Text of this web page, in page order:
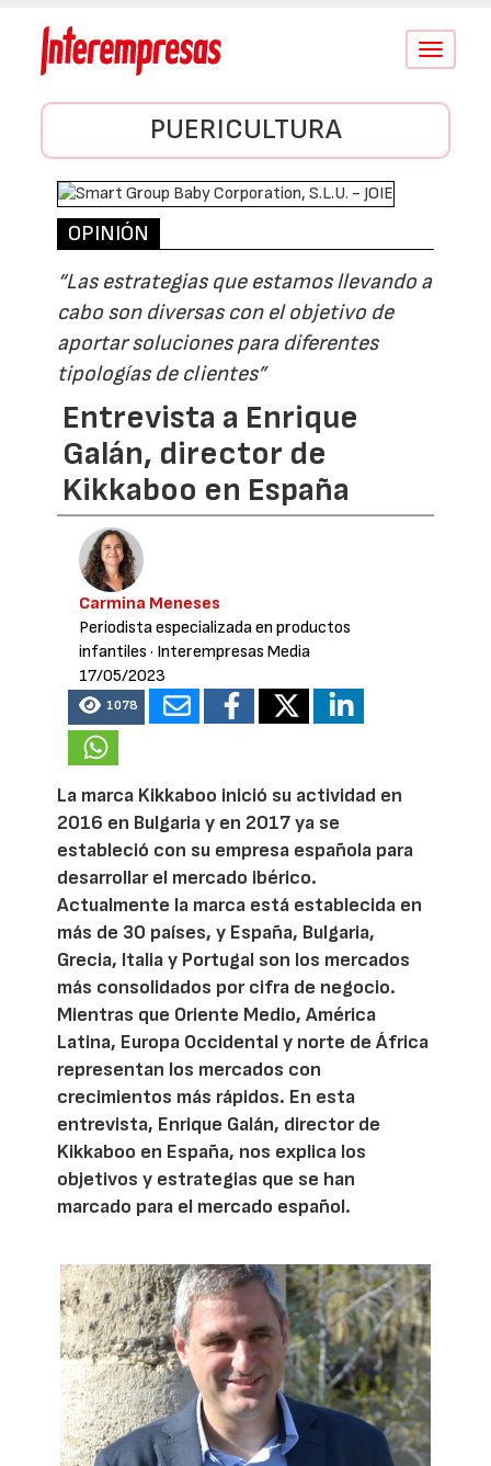
Conmutar
PUERICULTURA
OPINIÓN
“Las estrategias que estamos llevando a
cabo son diversas con el objetivo de
aportar soluciones para diferentes
tipologías de clientes”
Entrevista a Enrique
Galán, director de
Kikkaboo en España
Carmina Meneses
Periodista especializada en productos
infantiles · Interempresas Media
17/05/2023
1078
La marca Kikkaboo inició su actividad en
2016 en Bulgaria y en 2017 ya se
estableció con su empresa española para
desarrollar el mercado ibérico.
Actualmente la marca está establecida en
más de 30 países, y España, Bulgaria,
Grecia, Italia y Portugal son los mercados
más consolidados por cifra de negocio.
Mientras que Oriente Medio, América
Latina, Europa Occidental y norte de África
representan los mercados con
crecimientos más rápidos. En esta
entrevista, Enrique Galán, director de
Kikkaboo en España, nos explica los
objetivos y estrategias que se han
marcado para el mercado español.